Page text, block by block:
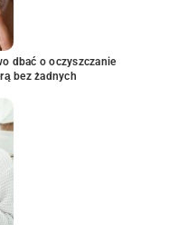
dbać o oczyszczanie
bez żadnych